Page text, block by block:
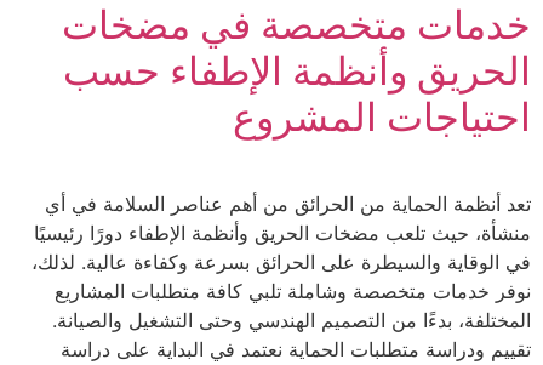
خدمات متخصصة في مضخات
الحريق وأنظمة الإطفاء حسب
احتياجات المشروع
تعد أنظمة الحماية من الحرائق من أهم عناصر السلامة في أي
منشأة، حيث تلعب مضخات الحريق وأنظمة الإطفاء دورًا رئيسيًا
في الوقاية والسيطرة على الحرائق بسرعة وكفاءة عالية. لذلك،
نوفر خدمات متخصصة وشاملة تلبي كافة متطلبات المشاريع
المختلفة، بدءًا من التصميم الهندسي وحتى التشغيل والصيانة.
تقييم ودراسة متطلبات الحماية نعتمد في البداية على دراسة